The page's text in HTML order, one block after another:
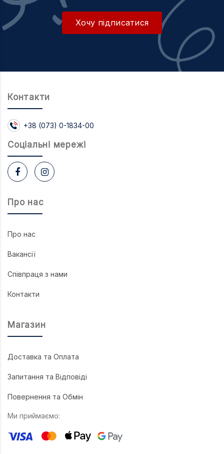
Хочу підписатися
Про нас
Про нас
Вакансії
Співпраця з нами
Контакти
Магазин
Доставка та Оплата
Запитання та Відповіді
Повернення та Обмін
Ми приймаємо:
Контакти
+38 (073) 0-1834-00
Соцiальнi мережi